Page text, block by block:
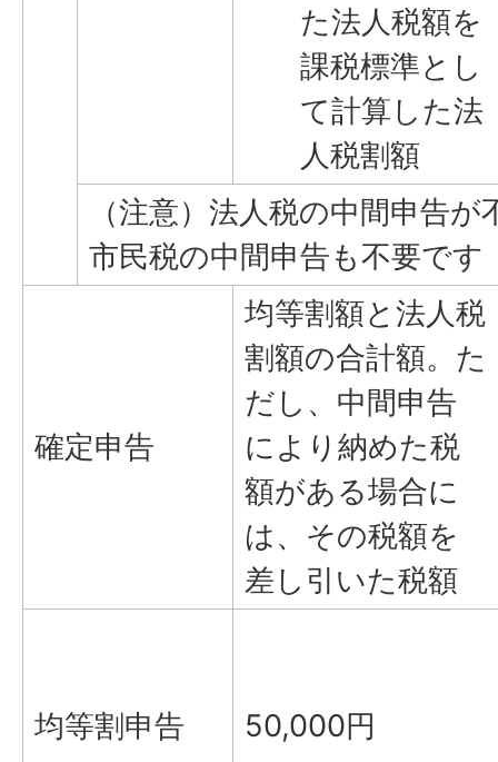
た法人税額を
課税標準とし
て計算した法
人税割額
（注意）法人税の中間申告
市民税の中間申告も不要です
確定申告
均等割額と法人税
割額の合計額。た
だし、中間申告
により納めた税
額がある場合に
は、その税額を
差し引いた税額
均等割申告 50,000円